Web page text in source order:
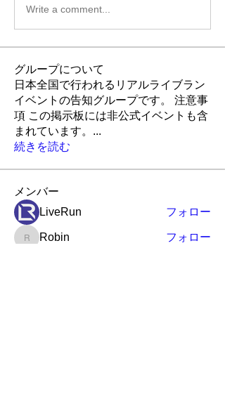
Write a comment...
グループについて
日本全国で行われるリアルライブラン
イベントの告知グループです。 注意事
項 この掲示板には非公式イベントも含
まれています。 ...
続きを読む
メンバー
LiveRun
フォロー
Robin
Robin フォロー